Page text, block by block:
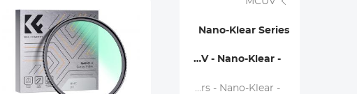
Nano-Klear Series
- MCUV - Nano-Klear
- Ultra Thin Frame MCUV Filters - Nano-Klear